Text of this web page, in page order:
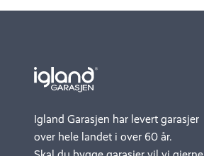
Igland Garasjen har levert garasjer
over hele landet i over 60 år.